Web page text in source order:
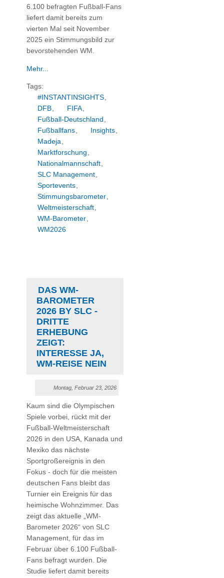
6.100 befragten Fußball-Fans
liefert damit bereits zum
vierten Mal seit November
2025 ein Stimmungsbild zur
bevorstehenden WM.
Mehr...
Tags:
#INSTANTINSIGHTS,
DFB, FIFA,
Fußball-Deutschland ,
Fußballfans, Insights,
Madeja,
Marktforschung ,
Nationalmannschaft,
SLC Management,
Sportevents,
Stimmungsbarometer,
Weltmeisterschaft,
WM-Barometer,
WM2026
DAS WM-
BAROMETER
2026 BY SLC -
DRITTE
ERHEBUNG
ZEIGT:
INTERESSE JA,
WM-REISE NEIN
Montag, Februar 23, 2026
Kaum sind die Olympischen
Spiele vorbei, rückt mit der
Fußball-Weltmeisterschaft
2026 in den USA, Kanada und
Mexiko das nächste
Sportgroßereignis in den
Fokus - doch für die meisten
deutschen Fans bleibt das
Turnier ein Ereignis für das
heimische Wohnzimmer. Das
zeigt das aktuelle „WM-
Barometer 2026“ von SLC
Management, für das im
Februar über 6.100 Fußball-
Fans befragt wurden. Die
Studie liefert damit bereits